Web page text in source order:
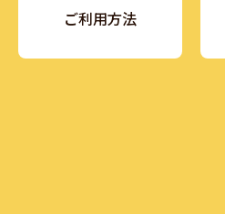
ご利用方法